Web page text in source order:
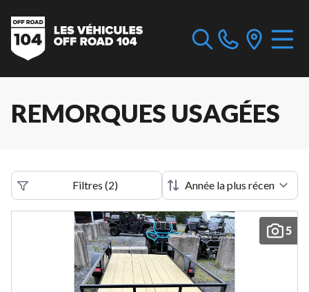
REMORQUES USAGÉES
Filtres (2)
5